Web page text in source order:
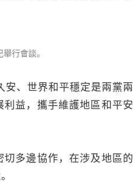
行會談。
、世界和平穩定是兩黨兩
益，攜手維護地區和平安
多邊協作，在涉及地區的